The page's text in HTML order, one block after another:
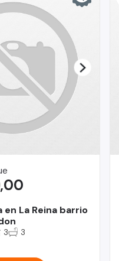
en La Reina barrio
3 3